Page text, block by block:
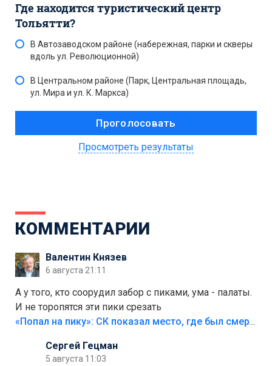
Где находится туристический центр
Тольятти?
В Автозаводском районе (набережная, парки и скверы
вдоль ул. Революционной)
В Центральном районе (Парк, Центральная площадь,
ул. Мира и ул. К. Маркса)
Просмотреть результаты
КОММЕНТАРИИ
Валентин Князев
6 августа 21:11
А у того, кто соорудил забор с пиками, ума - палаты.
И не торопятся эти пики срезать
«Попал на пику»: СК показал место, где был смертельно травмирован ребенок в Тольятти
Сергей Гецман
5 августа 11:03